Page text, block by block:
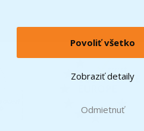
Povoliť všetko
Zobraziť detaily
Odmietnuť